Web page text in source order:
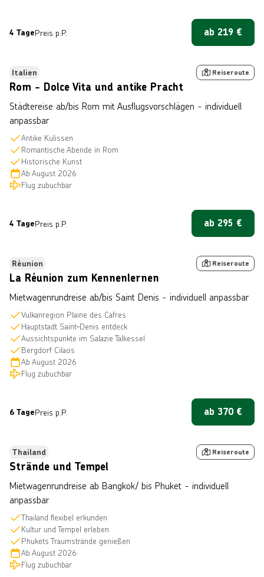
4 TagePreis p.P. ab 219 €
vwalakte über Getty Images
Bestseller
Italien Reiseroute
Rom - Dolce Vita und antike Pracht
Städtereise ab/bis Rom mit Ausflugsvorschlägen - individuell
anpassbar
Antike Kulissen
Romantische Abende in Rom
Historische Kunst
Ab August 2026
Flug zubuchbar
4 TagePreis p.P. ab 295 €
IRT/Emmanuel Virin
Bestseller
Réunion Reiseroute
La Réunion zum Kennenlernen
Mietwagenrundreise ab/bis Saint Denis - individuell anpassbar
Vulkanregion Plaine des Cafres
Hauptstadt Saint‑Denis entdeck
Aussichtspunkte im Salazie Talkessel
Bergdorf Cilaos
Ab August 2026
Flug zubuchbar
6 TagePreis p.P. ab 370 €
Travel Wild über Getty Images
Bestseller
Thailand Reiseroute
Strände und Tempel
Mietwagenrundreise ab Bangkok/ bis Phuket - individuell
anpassbar
Thailand flexibel erkunden
Kultur und Tempel erleben
Phukets Traumstrände genießen
Ab August 2026
Flug zubuchbar